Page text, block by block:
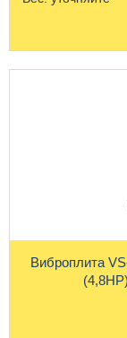
Виброплита